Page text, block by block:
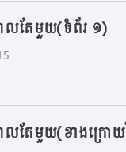
លតែមួយ(ទំព័រ ១)
លតែមួយ(ខាងក្រោយ